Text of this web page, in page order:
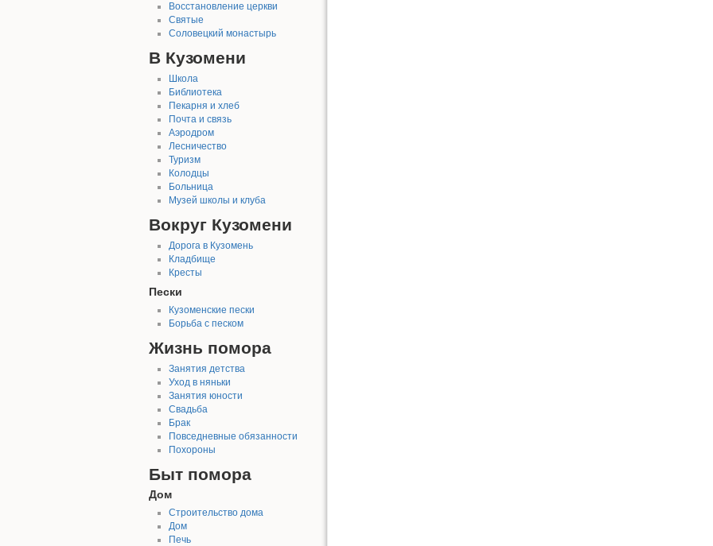
Восстановление церкви
Святые
Соловецкий монастырь
В Кузомени
Школа
Библиотека
Пекарня и хлеб
Почта и связь
Аэродром
Лесничество
Туризм
Колодцы
Больница
Музей школы и клуба
Вокруг Кузомени
Дорога в Кузомень
Кладбище
Кресты
Пески
Кузоменские пески
Борьба с песком
Жизнь помора
Занятия детства
Уход в няньки
Занятия юности
Свадьба
Брак
Повседневные обязанности
Похороны
Быт помора
Дом
Строительство дома
Дом
Печь